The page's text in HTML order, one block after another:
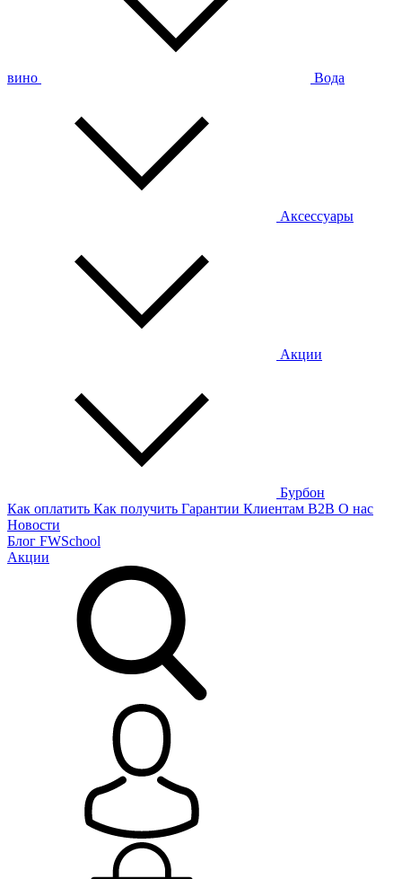
вино Вода
Аксессуары
Акции
Бурбон
Как оплатить Как получить Гарантии Клиентам B2B О нас
Новости
Блог FWSchool
Акции